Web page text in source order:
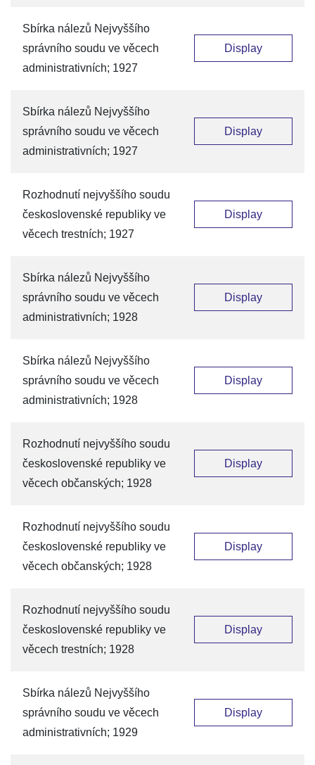
Sbírka nálezů Nejvyššího
správního soudu ve věcech
administrativních; 1927
Display
Sbírka nálezů Nejvyššího
správního soudu ve věcech
administrativních; 1927
Display
Rozhodnutí nejvyššího soudu
československé republiky ve
věcech trestních; 1927
Display
Sbírka nálezů Nejvyššího
správního soudu ve věcech
administrativních; 1928
Display
Sbírka nálezů Nejvyššího
správního soudu ve věcech
administrativních; 1928
Display
Rozhodnutí nejvyššího soudu
československé republiky ve
věcech občanských; 1928
Display
Rozhodnutí nejvyššího soudu
československé republiky ve
věcech občanských; 1928
Display
Rozhodnutí nejvyššího soudu
československé republiky ve
věcech trestních; 1928
Display
Sbírka nálezů Nejvyššího
správního soudu ve věcech
administrativních; 1929
Display